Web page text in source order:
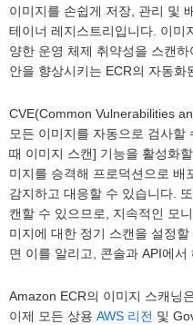
이미지를 손쉽게 저장, 관리 및
테이너 레지스트리입니다. 이미
양한 운영 체제 취약성을 스캔
안을 향상시키는 ECR의 자동화
CVE(Common Vulnerabilities
모든 이미지를 자동으로 검사
때 이미지 스캔] 기능을 활성화
미지를 승격해 프로덕션으로 배
감지하고 대응할 수 있습니다.
캔할 수 있으므로, 지속적인 모
미지에 대한 정기 스캔을 설정
면 이를 알리고, 콘솔과 API에서
Amazon ECR의 이미지 스캐닝
이제 모든 상용 AWS 리전 및